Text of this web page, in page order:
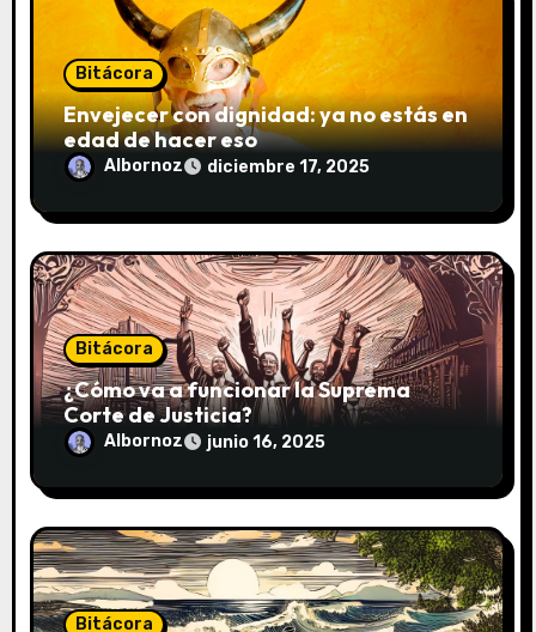
d
s
Bitácora
Envejecer con dignidad: ya no estás en
edad de hacer eso
Albornoz diciembre 17, 2025
Bitácora
¿Cómo va a funcionar la Suprema
Corte de Justicia?
Albornoz junio 16, 2025
Bitácora